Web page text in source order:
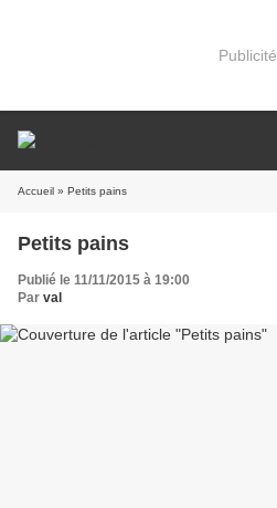
Publicité
Accueil » Petits pains
Petits pains
Publié le 11/11/2015 à 19:00
Par val